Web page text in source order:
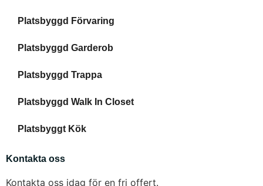
Platsbyggd Förvaring
Platsbyggd Garderob
Platsbyggd Trappa
Platsbyggd Walk In Closet
Platsbyggt Kök
Kontakta oss
Kontakta oss idag för en fri offert.